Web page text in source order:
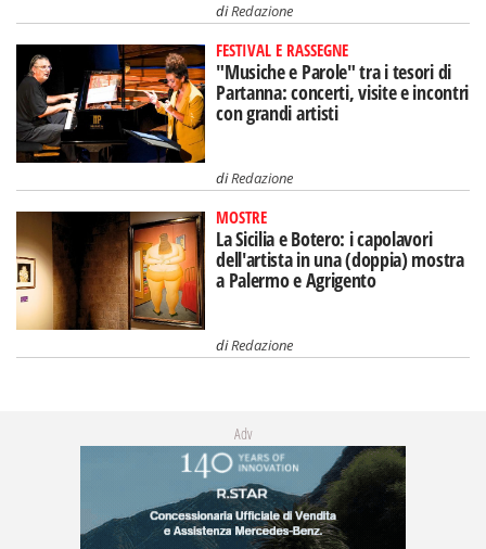
diRedazione
FESTIVAL E RASSEGNE
"Musiche e Parole" tra i tesori di
Partanna: concerti, visite e incontri
con grandi artisti
diRedazione
MOSTRE
La Sicilia e Botero: i capolavori
dell'artista in una (doppia) mostra
a Palermo e Agrigento
diRedazione
Adv